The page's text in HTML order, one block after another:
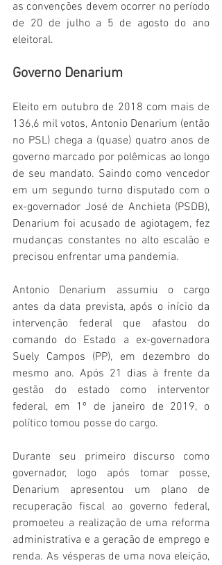
as convenções devem ocorrer no período
de 20 de julho a 5 de agosto do ano
eleitoral.
Governo Denarium
Eleito em outubro de 2018 com mais de
136,6 mil votos, Antonio Denarium (então
no PSL) chega a (quase) quatro anos de
governo marcado por polêmicas ao longo
de seu mandato. Saindo como vencedor
em um segundo turno disputado com o
ex-governador José de Anchieta (PSDB),
Denarium foi acusado de agiotagem, fez
mudanças constantes no alto escalão e
precisou enfrentar uma pandemia.
Antonio Denarium assumiu o cargo
antes da data prevista, após o início da
intervenção federal que afastou do
comando do Estado a ex-governadora
Suely Campos (PP), em dezembro do
mesmo ano. Após 21 dias à frente da
gestão do estado como interventor
federal, em 1º de janeiro de 2019, o
político tomou posse do cargo.
Durante seu primeiro discurso como
governador, logo após tomar posse,
Denarium apresentou um plano de
recuperação fiscal ao governo federal,
promoeteu a realização de uma reforma
administrativa e a geração de emprego e
renda. As vésperas de uma nova eleição,